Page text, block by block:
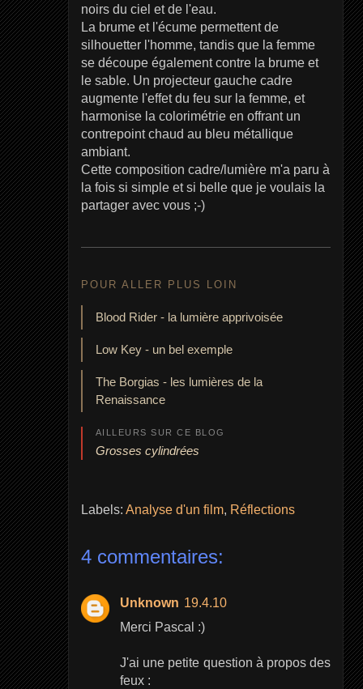
noirs du ciel et de l'eau.
La brume et l'écume permettent de
silhouetter l'homme, tandis que la femme
se découpe également contre la brume et
le sable. Un projecteur gauche cadre
augmente l'effet du feu sur la femme, et
harmonise la colorimétrie en offrant un
contrepoint chaud au bleu métallique
ambiant.
Cette composition cadre/lumière m'a paru à
la fois si simple et si belle que je voulais la
partager avec vous ;-)
POUR ALLER PLUS LOIN
Blood Rider - la lumière apprivoisée
Low Key - un bel exemple
The Borgias - les lumières de la
Renaissance
AILLEURS SUR CE BLOG
Grosses cylindrées
Labels: Analyse d'un film, Réflections
4 commentaires:
Unknown 19.4.10
Merci Pascal :)
J'ai une petite question à propos des
feux :